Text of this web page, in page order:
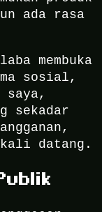
ada rasa
membuka
sosial,
sekadar
datang.